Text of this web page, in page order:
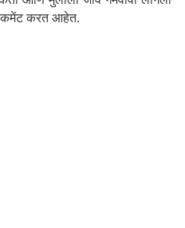
कमेंट करत आहेत.